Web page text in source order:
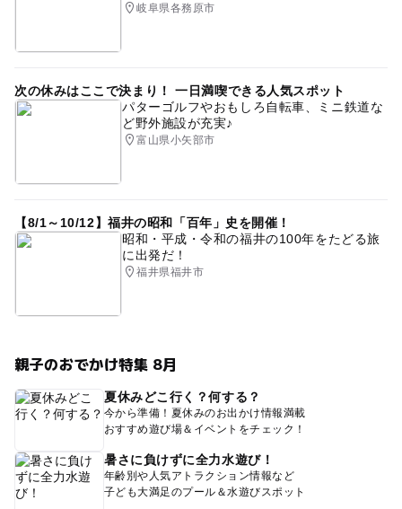
岐阜県各務原市
次の休みはここで決まり！ 一日満喫できる人気スポット
パターゴルフやおもしろ自転車、ミニ鉄道な
ど野外施設が充実♪
富山県小矢部市
【8/1～10/12】福井の昭和「百年」史を開催！
昭和・平成・令和の福井の100年をたどる旅
に出発だ！
福井県福井市
親子のおでかけ特集 8月
夏休みどこ行く？何する？
今から準備！夏休みのお出かけ情報満載
おすすめ遊び場＆イベントをチェック！
暑さに負けずに全力水遊び！
年齢別や人気アトラクション情報など
子ども大満足のプール＆水遊びスポット